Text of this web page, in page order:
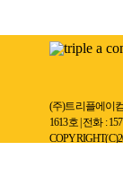
(주)트리플에이
1613호 | 전화 :